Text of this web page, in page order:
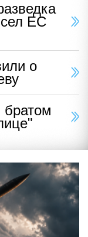
ЕС
о
братом